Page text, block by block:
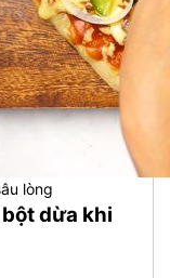
lòng
dừa khi